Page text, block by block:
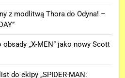
z modlitwą Thora do Odyna! –
obsady „X-MEN” jako nowy Scott
do ekipy „SPIDER-MAN: